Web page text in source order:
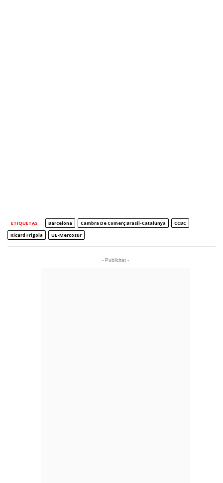
ETIQUETAS Barcelona Cambra De Comerç Brasil-Catalunya
CCBC
Ricard Frigola
UE-Mercosur
- Publicitat -